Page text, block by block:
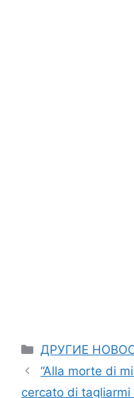
Categories
ДРУГИЕ
“Alla morte di
cercato di